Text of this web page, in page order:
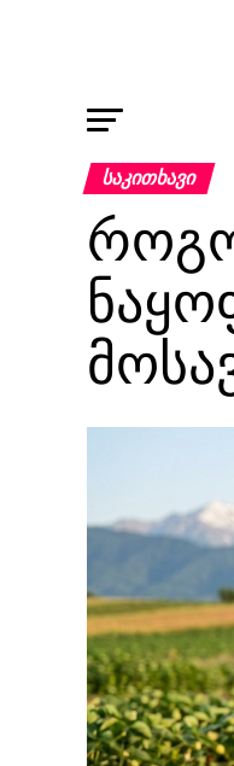
ᲡᲐᲙᲘᲗᲮᲐᲕᲘ